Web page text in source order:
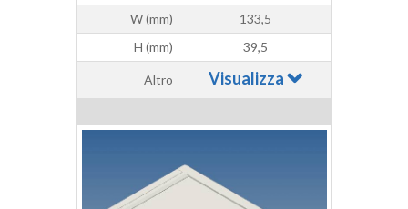
W (mm)
133,5
H (mm)
39,5
Altro Visualizza